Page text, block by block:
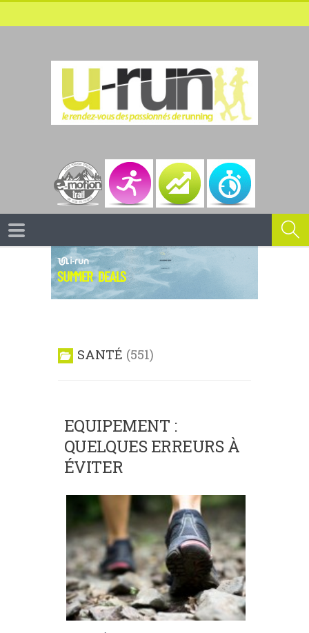
SANTÉ 551
EQUIPEMENT :
QUELQUES ERREURS À
ÉVITER